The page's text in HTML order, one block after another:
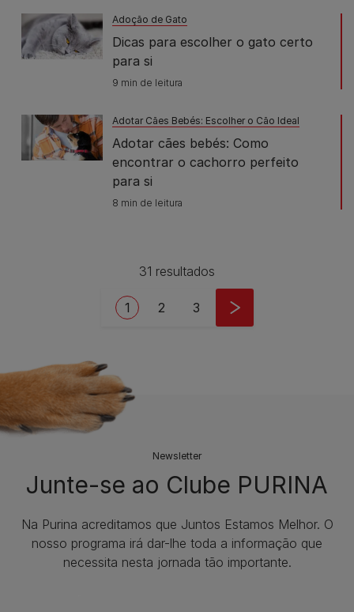
Adoção de Gato
Dicas para escolher o gato certo
para si
9 min de leitura
Adotar Cães Bebés: Escolher o Cão Ideal
Adotar cães bebés: Como
encontrar o cachorro perfeito
para si
8 min de leitura
31 resultados
Current page
1 Page
2 Page
3
Newsletter
Junte-se ao Clube PURINA
Na Purina acreditamos que Juntos Estamos Melhor. O
nosso programa irá dar-lhe toda a informação que
necessita nesta jornada tão importante.